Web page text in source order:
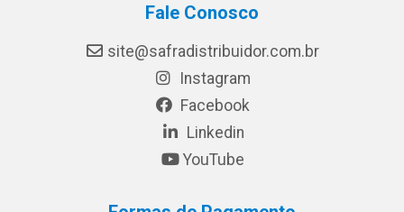
Fale Conosco
site@safradistribuidor.com.br
Instagram
Facebook
Linkedin
YouTube